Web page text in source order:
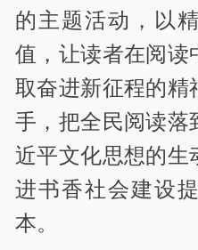
的主题活动，以
值，让读者在阅读
取奋进新征程的精
手，把全民阅读落
近平文化思想的生
进书香社会建设
本。